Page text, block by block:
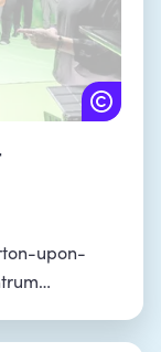
upon-
und Zeitung